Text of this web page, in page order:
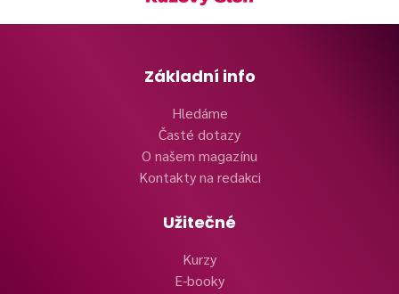
Základní info
Hledáme
Časté dotazy
O našem magazínu
Kontakty na redakci
Užitečné
Kurzy
E-booky